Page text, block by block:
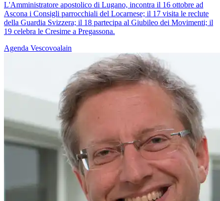
L'Amministratore apostolico di Lugano, incontra il 16 ottobre ad
Ascona i Consigli parrocchiali del Locarnese; il 17 visita le reclute
della Guardia Svizzera; il 18 partecipa al Giubileo dei Movimenti; il
19 celebra le Cresime a Pregassona.
Agenda Vescovoalain